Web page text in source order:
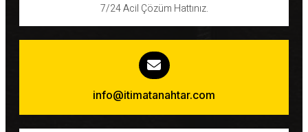
7/24 Acil Çözüm Hattınız.
info@itimatanahtar.com